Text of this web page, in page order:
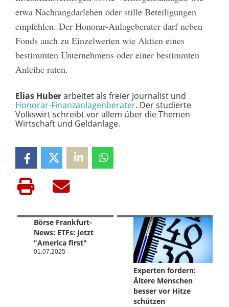
etwa Nachrangdarlehen oder stille Beteiligungen
empfehlen. Der Honorar-Anlageberater darf neben
Fonds auch zu Einzelwerten wie Aktien eines
bestimmten Unternehmens oder einer bestimmten
Anleihe raten.
Elias Huberarbeitet als freier Journalist und
Honorar-Finanzanlagenberater. Der studierte
Volkswirt schreibt vor allem über die Themen
Wirtschaft und Geldanlage.
Börse Frankfurt-
News: ETFs: Jetzt
"America first"
01.07.2025
Experten fordern:
Ältere Menschen
besser vor Hitze
schützen